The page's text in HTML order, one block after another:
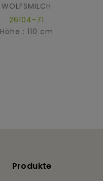
WOLFSMILCH
26104-71
Höhe : 110 cm
Produkte